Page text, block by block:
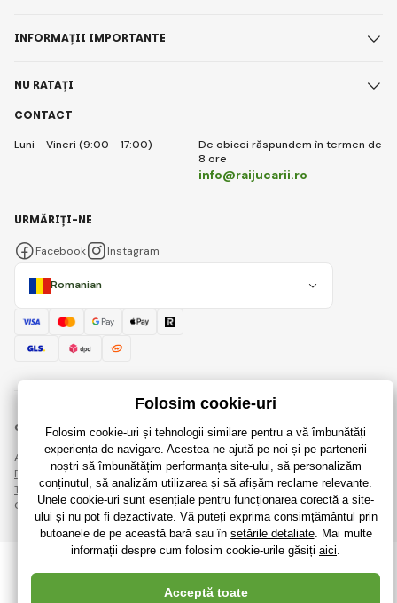
CONTACT
Luni - Vineri (9:00 - 17:00)
De obicei răspundem în termen de
8 ore
info@raijucarii.ro
INFORMAȚII IMPORTANTE
NU RATAȚI
Romanian
URMĂRIȚI-NE
Facebook Instagram
© 2018 - 2026 RaiJucării.ro, Toate drepturile rezervate
Această pagină este protejată prin reCAPTCHA și se aplică
Regulile de protecție a datelor personalecompaniile Google și ale lor
Termeni și condiții.
Crearea de magazine online eficiente de laRIESENIA